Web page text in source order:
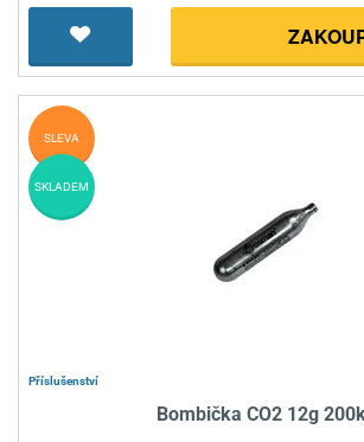
Příslušenství
Bombička CO2 12g
SLEVA
SKLADEM